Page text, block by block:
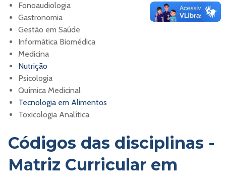
Fonoaudiologia
Gastronomia
Gestão em Saúde
Informática Biomédica
Medicina
Nutrição
Psicologia
Química Medicinal
Tecnologia em Alimentos
Toxicologia Analítica
Códigos das disciplinas -
Matriz Curricular em